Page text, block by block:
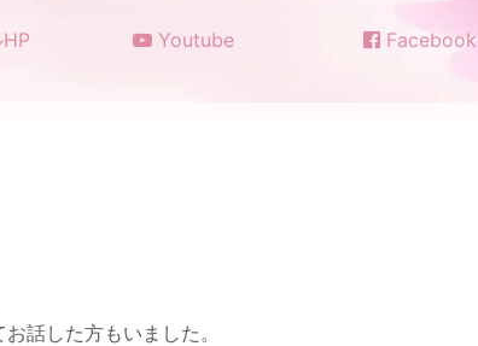
Youtube Facebook
話した方もいました。